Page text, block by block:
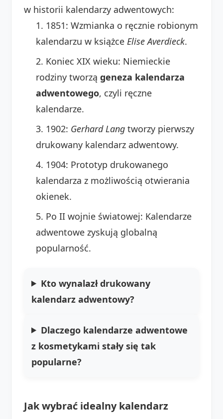
w historii kalendarzy adwentowych:
1851: Wzmianka o ręcznie robionym
kalendarzu w książce Elise Averdieck.
Koniec XIX wieku: Niemieckie
rodziny tworzą geneza kalendarza
adwentowego, czyli ręczne
kalendarze.
1902: Gerhard Lang tworzy pierwszy
drukowany kalendarz adwentowy.
1904: Prototyp drukowanego
kalendarza z możliwością otwierania
okienek.
Po II wojnie światowej: Kalendarze
adwentowe zyskują globalną
popularność.
Kto wynalazł drukowany
kalendarz adwentowy?
Dlaczego kalendarze adwentowe
z kosmetykami stały się tak
popularne?
Jak wybrać idealny kalendarz